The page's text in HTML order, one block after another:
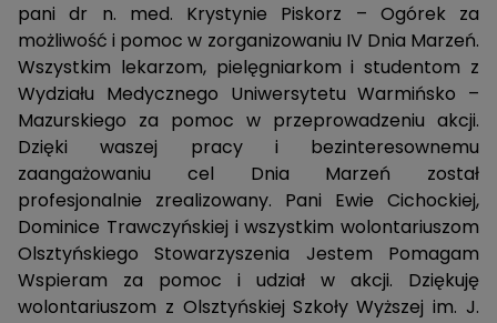
pani dr n. med. Krystynie Piskorz – Ogórek za
możliwość i pomoc w zorganizowaniu IV Dnia Marzeń.
Wszystkim lekarzom, pielęgniarkom i studentom z
Wydziału Medycznego Uniwersytetu Warmińsko –
Mazurskiego za pomoc w przeprowadzeniu akcji.
Dzięki waszej pracy i bezinteresownemu
zaangażowaniu cel Dnia Marzeń został
profesjonalnie zrealizowany. Pani Ewie Cichockiej,
Dominice Trawczyńskiej i wszystkim wolontariuszom
Olsztyńskiego Stowarzyszenia Jestem Pomagam
Wspieram za pomoc i udział w akcji. Dziękuję
wolontariuszom z Olsztyńskiej Szkoły Wyższej im. J.